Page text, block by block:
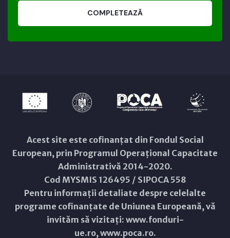
COMPLETEAZĂ
Acest site este cofinanțat din Fondul Social
European, prin Programul Operațional Capacitate
Administrativă 2014-2020.
Cod MYSMIS 126495 / SIPOCA 558
Pentru informații detaliate despre celelalte
programe cofinanțate de Uniunea Europeană, vă
invităm să vizitați: www.fonduri-
ue.ro,www.poca.ro.